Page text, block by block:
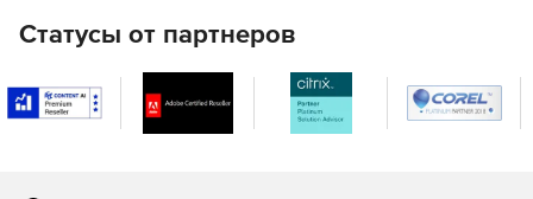
параметров функции контроля учетных записей,
брандмауэра.
Статусы от партнеров